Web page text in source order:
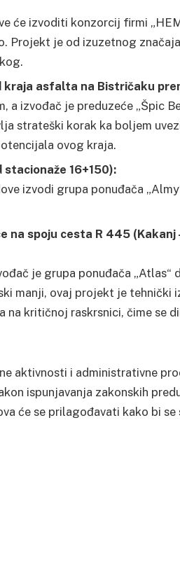
će izvoditi konzorcij firmi
Projekt je od izuzetnog
asfalta na Bistričaku
izvođač je preduzeće „Špic
strateški korak ka boljem
ovog kraja.
16+150):
izvodi grupa ponuđača
spoju cesta R 445 (Kakanj
je grupa ponuđača „Atlas“
manji, ovaj projekt je tehnički
na kritičnoj raskrsnici, čime se
aktivnosti i administrativne
ispunjavanja zakonskih
će se prilagođavati kako bi se